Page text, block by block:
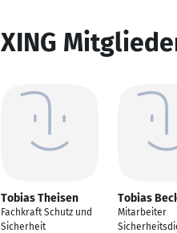
XING
Tobias Theisen
Fachkraft Schutz und
Sicherheit
Tobias
Mitarbeiter